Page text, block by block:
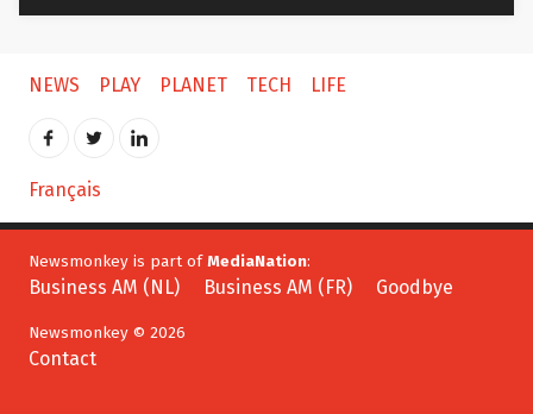
NEWS PLAY PLANET TECH LIFE
Français
Newsmonkey is part ofMediaNation:
Business AM (NL) Business AM (FR) Goodbye
Newsmonkey © 2026
Contact